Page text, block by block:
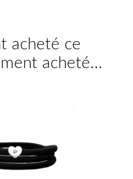
acheté ce
acheté...